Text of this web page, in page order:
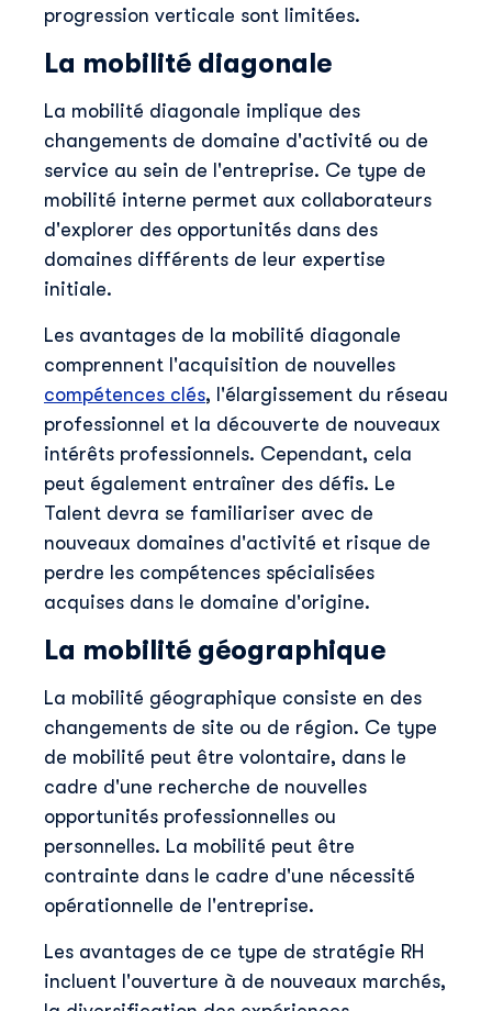
progression verticale sont limitées.
La mobilité diagonale
La mobilité diagonale implique des
changements de domaine d'activité ou de
service au sein de l'entreprise. Ce type de
mobilité interne permet aux collaborateurs
d'explorer des opportunités dans des
domaines différents de leur expertise
initiale.
Les avantages de la mobilité diagonale
comprennent l'acquisition de nouvelles
compétences clés, l'élargissement du réseau
professionnel et la découverte de nouveaux
intérêts professionnels. Cependant, cela
peut également entraîner des défis. Le
Talent devra se familiariser avec de
nouveaux domaines d'activité et risque de
perdre les compétences spécialisées
acquises dans le domaine d'origine.
La mobilité géographique
La mobilité géographique consiste en des
changements de site ou de région. Ce type
de mobilité peut être volontaire, dans le
cadre d'une recherche de nouvelles
opportunités professionnelles ou
personnelles. La mobilité peut être
contrainte dans le cadre d'une nécessité
opérationnelle de l'entreprise.
Les avantages de ce type de stratégie RH
incluent l'ouverture à de nouveaux marchés,